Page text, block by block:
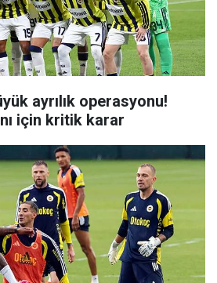
ayrılık operasyonu!
için kritik karar